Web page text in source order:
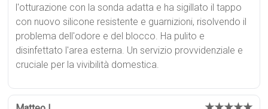
l'otturazione con la sonda adatta e ha sigillato il tappo
con nuovo silicone resistente e guarnizioni, risolvendo il
problema dell'odore e del blocco. Ha pulito e
disinfettato l'area esterna. Un servizio provvidenziale e
cruciale per la vivibilità domestica.